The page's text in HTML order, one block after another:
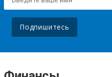
Подпишитесь